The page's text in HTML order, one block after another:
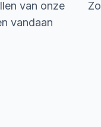
van onze
vandaan